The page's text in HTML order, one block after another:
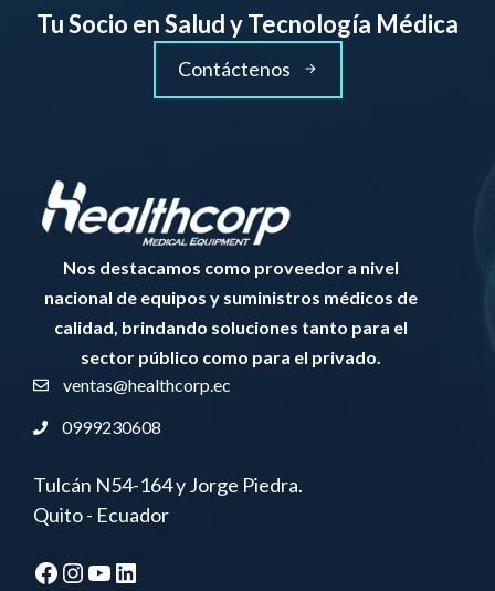
Tu Socio en Salud y Tecnología Médica
Contáctenos
Nos destacamos como proveedor a nivel
nacional de equipos y suministros médicos de
calidad, brindando soluciones tanto para el
sector público como para el privado.
ventas@healthcorp.ec
0999230608
Tulcán N54-164 y Jorge Piedra.
Quito - Ecuador
Facebook
Instagram
YouTube
LinkedIn